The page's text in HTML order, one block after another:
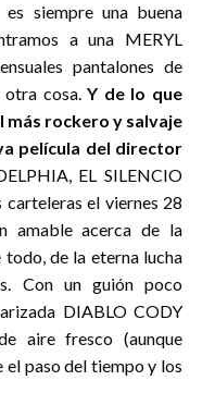
siempre una buena
a una MERYL
pantalones de
otra cosa.Y de lo que
más rockero y salvaje
película del director
EL SILENCIO
carteleras el viernes 28
amable acerca de la
de la eterna lucha
Con un guión poco
DIABLO CODY
aire fresco (aunque
el paso del tiempo y los